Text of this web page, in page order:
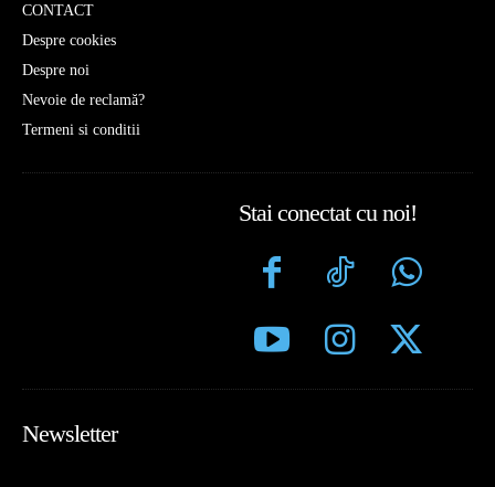
CONTACT
Despre cookies
Despre noi
Nevoie de reclamă?
Termeni si conditii
Stai conectat cu noi!
Newsletter